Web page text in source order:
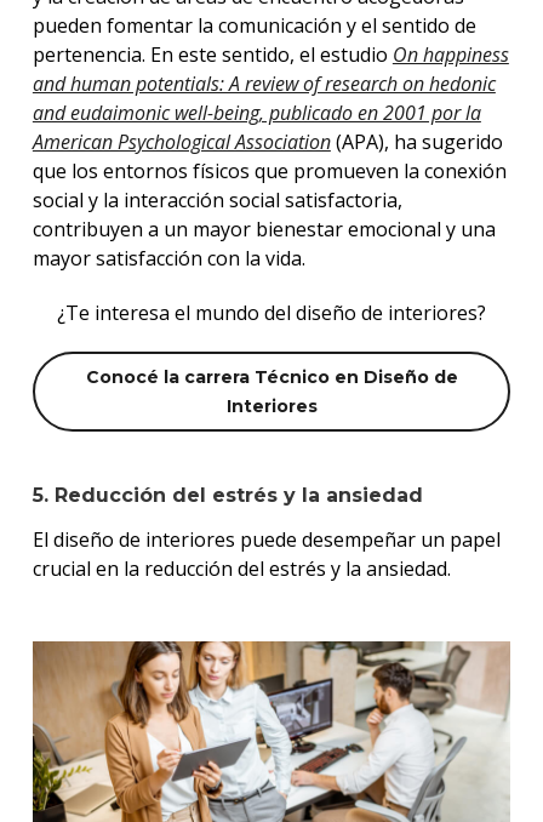
pueden fomentar la comunicación y el sentido de
pertenencia. En este sentido, el estudio On happiness
and human potentials: A review of research on hedonic
and eudaimonic well-being, publicado en 2001 por la
American Psychological Association(APA), ha sugerido
que los entornos físicos que promueven la conexión
social y la interacción social satisfactoria,
contribuyen a un mayor bienestar emocional y una
mayor satisfacción con la vida.
¿Te interesa el mundo del diseño de interiores?
Conocé la carrera Técnico en Diseño de
Interiores
5. Reducción del estrés y la ansiedad
El diseño de interiores puede desempeñar un papel
crucial en la reducción del estrés y la ansiedad.